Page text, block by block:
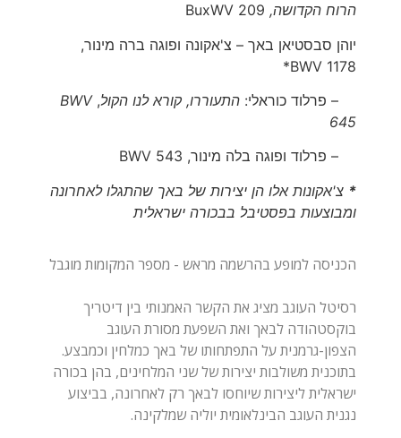
הרוח הקדושה, BuxWV 209
יוהן סבסטיאן באך – צ'אקונה ופוגה ברה מינור,
BWV 1178*
– פרלוד כוראלי: התעוררו, קורא לנו הקול,
BWV
645
– פרלוד ופוגה בלה מינור,
BWV 543
* צ'אקונות אלו הן יצירות של באך שהתגלו לאחרונה
ומבוצעות בפסטיבל בבכורה ישראלית
רסיטל העוגב מציג את הקשר האמנותי בין דיטריך
בוקסטהודה לבאך ואת השפעת מסורת העוגב
הצפון-גרמנית על התפתחותו של באך כמלחין וכמבצע.
בתוכנית משולבות יצירות של שני המלחינים, בהן בכורה
ישראלית ליצירות שיוחסו לבאך רק לאחרונה, בביצוע
נגנית העוגב הבינלאומית יוליה שמלקינה.